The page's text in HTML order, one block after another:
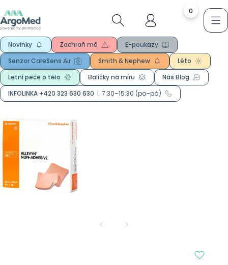
0
Novinky Zachraň mě
E-poukazy
Senzor CareSens Air
Smith & Nephew
Léto
Letní péče o tělo
Balíčky na míru
Náš Blog
INFOLINKA +420 323 630 630 | 7:30–15:30 (po–pá)